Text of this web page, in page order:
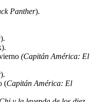
Panther).
).
(Capitán América: El
).
(Capitán América: El